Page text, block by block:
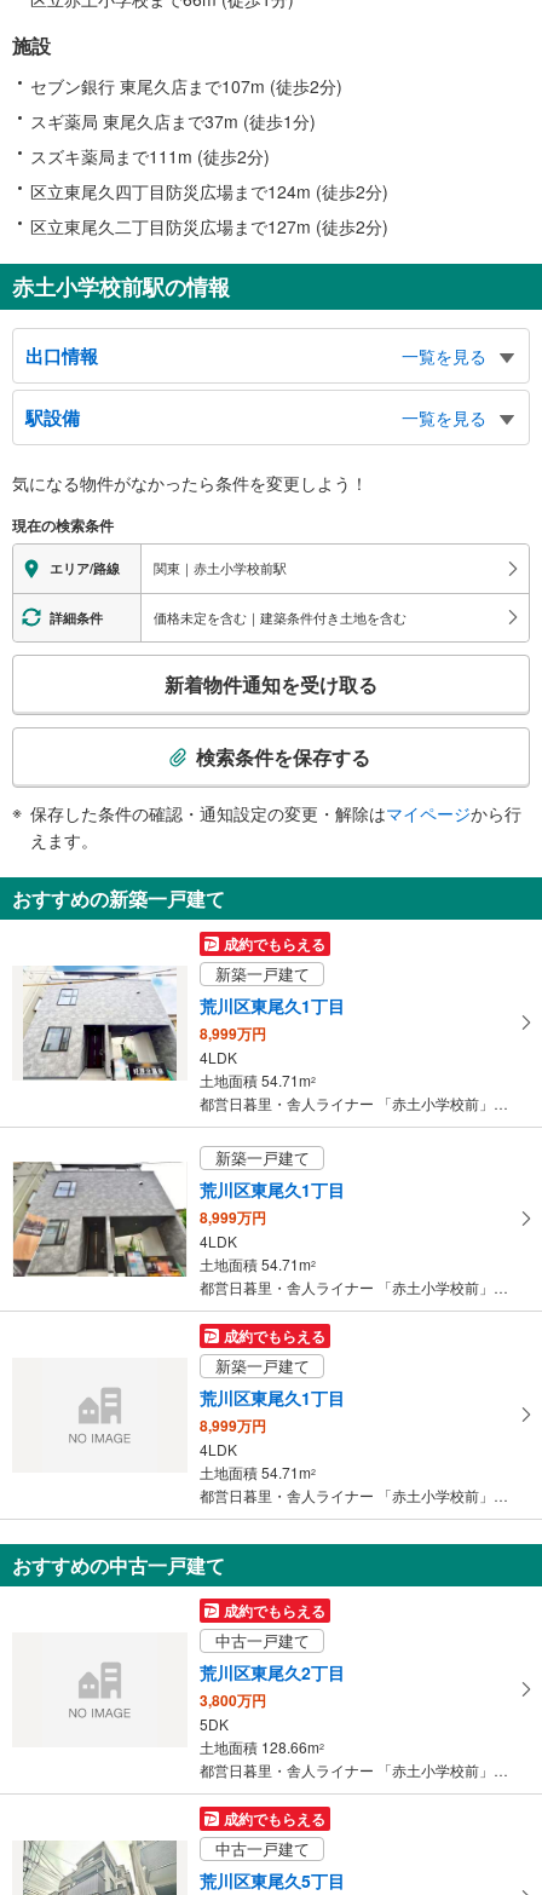
施設
セブン銀行 東尾久店まで107m (徒歩2分)
スギ薬局 東尾久店まで37m (徒歩1分)
スズキ薬局まで111m (徒歩2分)
区立東尾久四丁目防災広場まで124m (徒歩2分)
区立東尾久二丁目防災広場まで127m (徒歩2分)
赤土小学校前駅の情報
出口情報
一覧を見る
東口
東尾久１～３丁目、明治通り、田端新町交差点、荒川５・６丁目、尾久本町通
り、赤土小学校、第九中学校、尾久消防署 下尾久出張所、東尾久小沼ひろば
館、小泉病院、第四中学校、都電荒川線東尾久三丁目停留場（約４５０ｍ）、
バスのりば
西口
東尾久４・５丁目、田端新町１～３丁目、東田端１丁目、赤土小学校前自転車
置場、荒川区シルバー人材センター、尾久宮前小学校、新町コミュニティアリ
ーナ、田端中央診療所、滝野川消防署 田端出張所、滝野川第四小学校、バス
のりば
駅設備
一覧を見る
※段差なしでの移動経路
地上⇔改札⇔ホーム：○
エレベータ
・ホーム⇔改札⇔地上
エスカレータ
・ホーム⇔改札⇔地上
・改札内
気になる物件がなかったら条件を変更しよう！
現在の検索条件
エリア/路線 関東｜赤土小学校前駅
詳細条件 価格未定を含む｜建築条件付き土地を含む
検
知
を
け
取
る
・
条
イ
ペ
ー
ジ
に
保
新着物件通知を受け取る
検索条件を保存する
保存した条件の確認・通知設定の変更・解除はマイページから行
えます。
おすすめの新築一戸建て
成約でもらえる
新築一戸建て
荒川区東尾久1丁目
8,999万円
4LDK
土地面積 54.71m2
都営日暮里・舎人ライナー 「赤土小学校前」駅 徒歩7分
新築一戸建て
荒川区東尾久1丁目
8,999万円
4LDK
土地面積 54.71m2
都営日暮里・舎人ライナー 「赤土小学校前」駅 徒歩7分
成約でもらえる
新築一戸建て
荒川区東尾久1丁目
8,999万円
4LDK
土地面積 54.71m2
都営日暮里・舎人ライナー 「赤土小学校前」駅 徒歩7分
おすすめの中古一戸建て
成約でもらえる
中古一戸建て
荒川区東尾久2丁目
3,800万円
5DK
土地面積 128.66m2
都営日暮里・舎人ライナー 「赤土小学校前」駅 徒歩4分
成約でもらえる
中古一戸建て
荒川区東尾久5丁目